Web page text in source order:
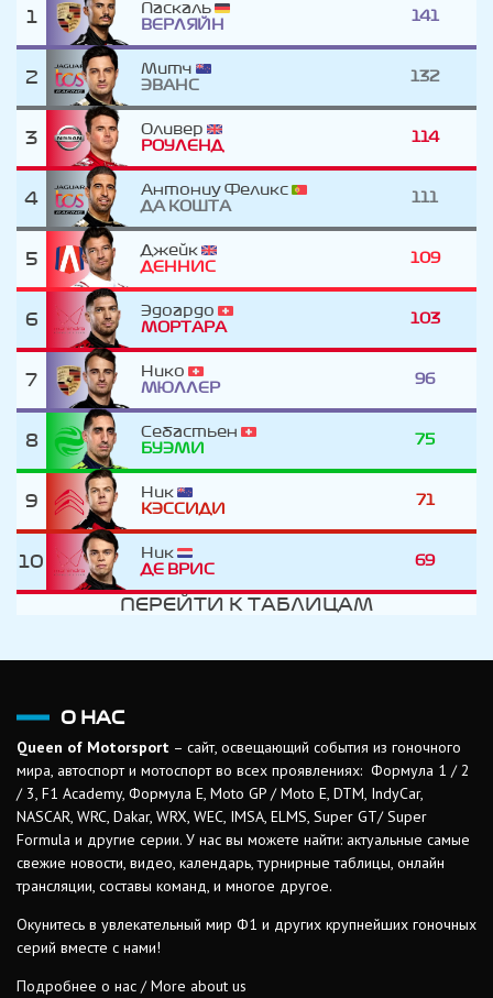
1
Паскаль
ВЕРЛЯЙН
141
2
Митч
ЭВАНС
132
3
Оливер
РОУЛЕНД
114
4
Антониу Феликс
ДА КОШТА
111
5
Джейк
ДЕННИС
109
6
Эдоардо
МОРТАРА
103
7
Нико
МЮЛЛЕР
96
8
Себастьен
БУЭМИ
75
9
Ник
КЭССИДИ
71
10
Ник
ДЕ ВРИC
69
ПЕРЕЙТИ К ТАБЛИЦАМ
О НАС
Queen of Motorsport – сайт, освещающий события из гоночного
мира, автоспорт и мотоспорт во всех проявлениях: Формула 1 / 2
/ 3, F1 Academy, Формула Е, Moto GP / Moto E, DTM, IndyCar,
NASCAR, WRC, Dakar, WRX, WEC, IMSA, ELMS, Super GT/ Super
Formula и другие серии. У нас вы можете найти: актуальные самые
свежие новости, видео, календарь, турнирные таблицы, онлайн
трансляции, составы команд, и многое другое.
Окунитесь в увлекательный мир Ф1 и других крупнейших гоночных
серий вместе с нами!
Подробнее о нас / More about us